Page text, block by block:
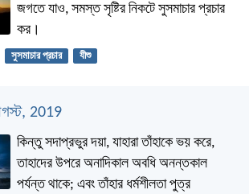
জগতে যাও, সমস্ত সৃষ্টির নিকটে সুসমাচার প্রচার
কর।
সুসমাচার প্রচার যীশু
2019
কিন্তু সদাপ্রভুর দয়া, যাহারা তাঁহাকে ভয় করে,
তাহাদের উপরে অনাদিকাল অবধি অনন্তকাল
পর্যন্ত থাকে; এবং তাঁহার ধর্মশীলতা পুত্র